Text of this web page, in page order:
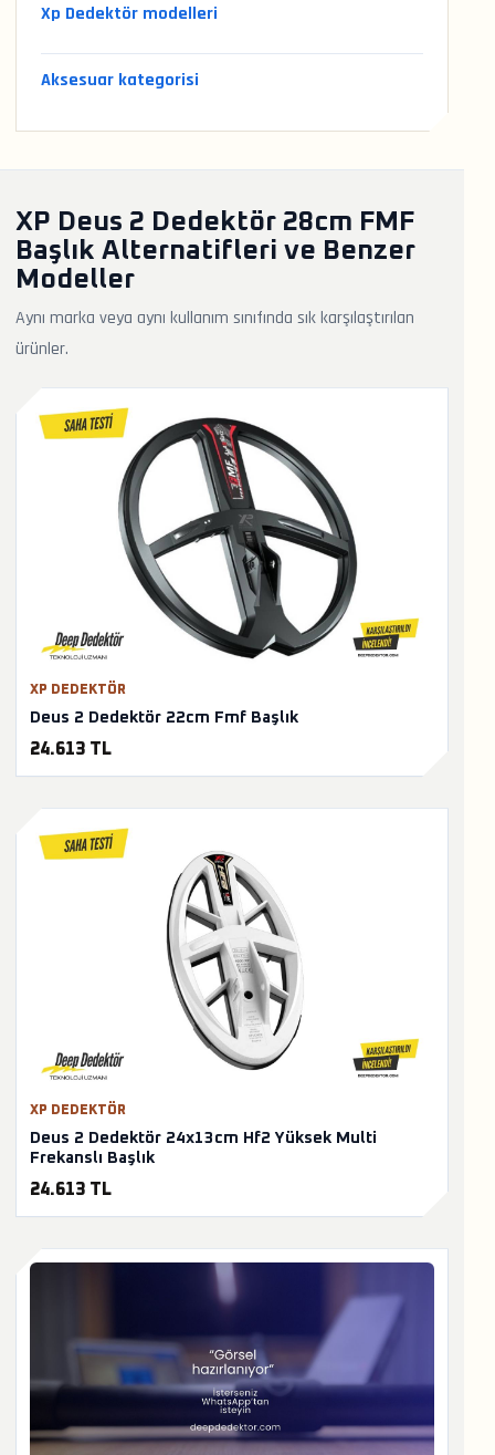
Xp Dedektör modelleri
Aksesuar kategorisi
XP Deus 2 Dedektör 28cm FMF
Başlık Alternatifleri ve Benzer
Modeller
Aynı marka veya aynı kullanım sınıfında sık karşılaştırılan
ürünler.
XP DEDEKTÖR
Deus 2 Dedektör 22cm Fmf Başlık
24.613 TL
XP DEDEKTÖR
Deus 2 Dedektör 24x13cm Hf2 Yüksek Multi
Frekanslı Başlık
24.613 TL